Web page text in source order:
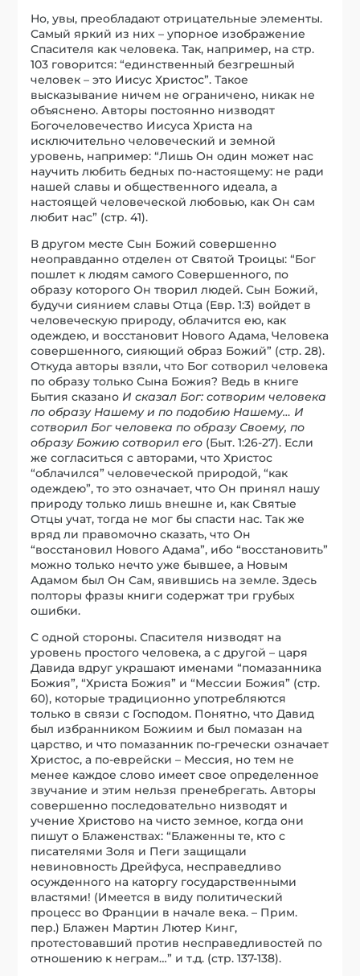
Но, увы, преобладают отрицательные элементы.
Самый яркий из них – упорное изображение
Спасителя как человека. Так, например, на стр.
103 говорится: “единственный безгрешный
человек – это Иисус Христос”. Такое
высказывание ничем не ограничено, никак не
объяснено. Авторы постоянно низводят
Богочеловечество Иисуса Христа на
исключительно человеческий и земной
уровень, например: “Лишь Он один может нас
научить любить бедных по-настоящему: не ради
нашей славы и общественного идеала, а
настоящей человеческой любовью, как Он сам
любит нас” (стр. 41).
В другом месте Сын Божий совершенно
неоправданно отделен от Святой Троицы: “Бог
пошлет к людям самого Совершенного, по
образу которого Он творил людей. Сын Божий,
будучи сиянием славы Отца (Евр. 1:3) войдет в
человеческую природу, облачится ею, как
одеждею, и восстановит Нового Адама, Человека
совершенного, сияющий образ Божий” (стр. 28).
Откуда авторы взяли, что Бог сотворил человека
по образу только Сына Божия? Ведь в книге
Бытия сказано И сказал Бог: сотворим человека
по образу Нашему и по подобию Нашему… И
сотворил Бог человека по образу Своему, по
образу Божию сотворил его (Быт. 1:26-27). Если
же согласиться с авторами, что Христос
“облачился” человеческой природой, “как
одеждею”, то это означает, что Он принял нашу
природу только лишь внешне и, как Святые
Отцы учат, тогда не мог бы спасти нас. Так же
вряд ли правомочно сказать, что Он
“восстановил Нового Адама”, ибо “восстановить”
можно только нечто уже бывшее, а Новым
Адамом был Он Сам, явившись на земле. Здесь
полторы фразы книги содержат три грубых
ошибки.
С одной стороны. Спасителя низводят на
уровень простого человека, а с другой – царя
Давида вдруг украшают именами “помазанника
Божия”, “Христа Божия” и “Мессии Божия” (стр.
60), которые традиционно употребляются
только в связи с Господом. Понятно, что Давид
был избранником Божиим и был помазан на
царство, и что помазанник по-гречески означает
Христос, а по-еврейски – Мессия, но тем не
менее каждое слово имеет свое определенное
звучание и этим нельзя пренебрегать. Авторы
совершенно последовательно низводят и
учение Христово на чисто земное, когда они
пишут о Блаженствах: “Блаженны те, кто с
писателями Золя и Пеги защищали
невиновность Дрейфуса, несправедливо
осужденного на каторгу государственными
властями! (Имеется в виду политический
процесс во Франции в начале века. – Прим.
пер.) Блажен Мартин Лютер Кинг,
протестовавший против несправедливостей по
отношению к неграм…” и т.д. (стр. 137-138).